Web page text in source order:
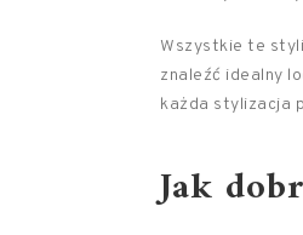
Wszystkie te
znaleźć idealny
każda stylizacja
Jak